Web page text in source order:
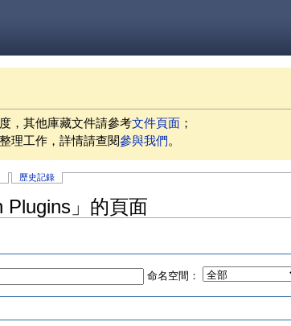
，其他庫藏文件請參考文件頁面 ；
理工作，詳情請查閱參與我們。
歷史記錄
Plugins」的頁面
命名空間：